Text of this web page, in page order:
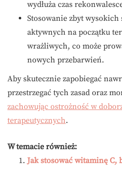
wydłuża czas
Stosowanie zbyt wysokich
aktywnych na początku
wrażliwych, co może
nowych przebarwień.
Aby skutecznie zapobiegać
przestrzegać tych zasad oraz
zachowując ostrożność w
terapeutycznych.
W temacie również:
Jak stosować witaminę C,